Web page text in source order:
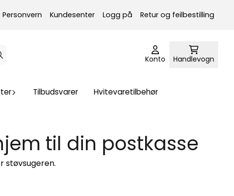
Personvern Kundesenter Logg på Retur og feilbestilling
Konto Handlevogn
Tilbudsvarer Hvitevaretilbehør
til din postkasse
støvsugeren.